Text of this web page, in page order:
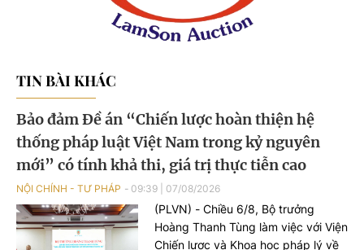
TIN BÀI KHÁC
Bảo đảm Đề án “Chiến lược hoàn thiện hệ
thống pháp luật Việt Nam trong kỷ nguyên
mới” có tính khả thi, giá trị thực tiễn cao
NỘI CHÍNH - TƯ PHÁP 09:39 07/08/2026
(PLVN) - Chiều 6/8, Bộ trưởng
Hoàng Thanh Tùng làm việc với Viện
Chiến lược và Khoa học pháp lý về